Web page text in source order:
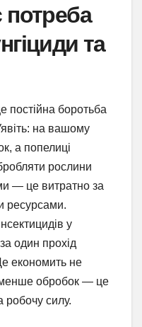
та
постійна боротьба
на вашому
а попелиці
рослини
— це витратно за
ресурсами.
у
один прохід
економить не
обробок — це
робочу силу.